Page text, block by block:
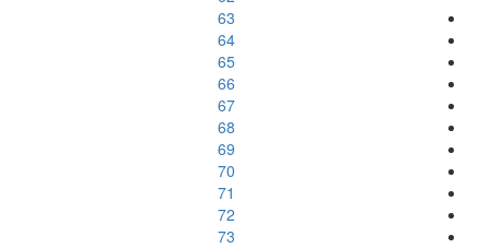
63
64
65
66
67
68
69
70
71
72
73